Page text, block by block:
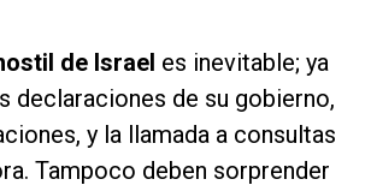
de Israel es inevitable; ya
declaraciones de su gobierno,
y la llamada a consultas
Tampoco deben sorprender